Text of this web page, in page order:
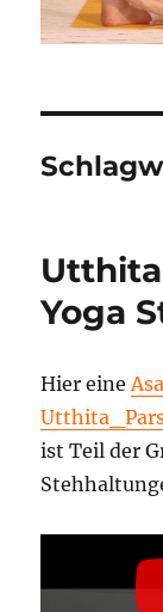
Yoga
Hier eine
ist Teil der
„1698
PARSHVA